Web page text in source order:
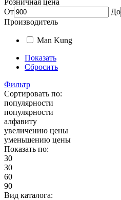
Розничная цена
От
До
Производитель
Man Kung
Показать
Сбросить
Фильтр
Сортировать по:
популярности
популярности
алфавиту
увеличению цены
уменьшению цены
Показать по:
30
30
60
90
Вид каталога: